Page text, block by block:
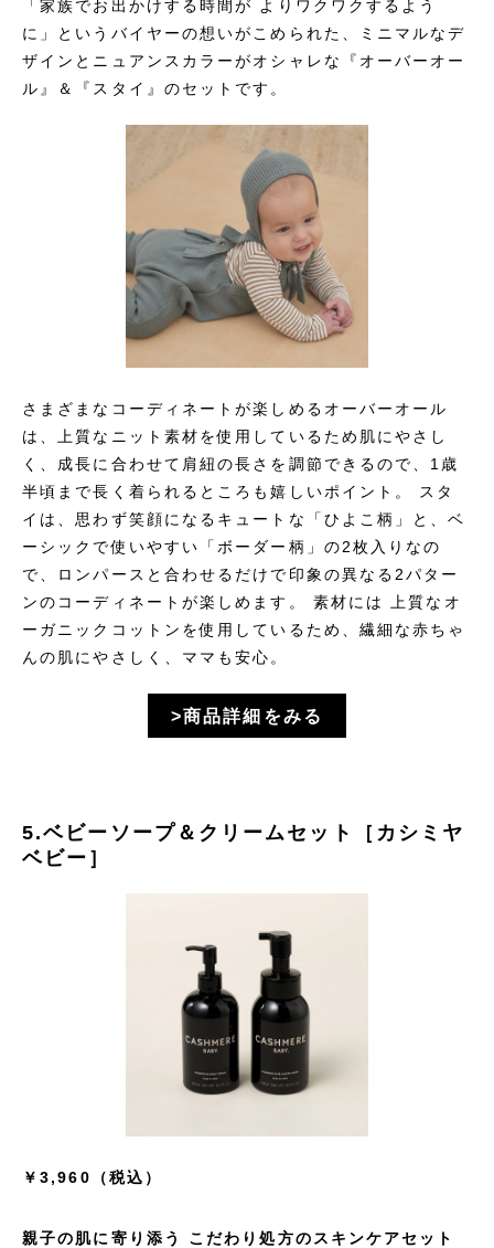
「家族でお出かけする時間が よりワクワクするよう
に」というバイヤーの想いがこめられた、ミニマルなデ
ザインとニュアンスカラーがオシャレな『オーバーオー
ル』＆『スタイ』のセットです。
さまざまなコーディネートが楽しめるオーバーオール
は、上質なニット素材を使用しているため肌にやさし
く、成長に合わせて肩紐の長さを調節できるので、1歳
半頃まで長く着られるところも嬉しいポイント。 スタ
イは、思わず笑顔になるキュートな「ひよこ柄」と、ベ
ーシックで使いやすい「ボーダー柄」の2枚入りなの
で、ロンパースと合わせるだけで印象の異なる2パター
ンのコーディネートが楽しめます。 素材には 上質なオ
ーガニックコットンを使用しているため、繊細な赤ちゃ
んの肌にやさしく、ママも安心。
>商品詳細をみる
5.ベビーソープ＆クリームセット［カシミヤ
ベビー］
￥3,960（税込）
親子の肌に寄り添う こだわり処方のスキンケアセット